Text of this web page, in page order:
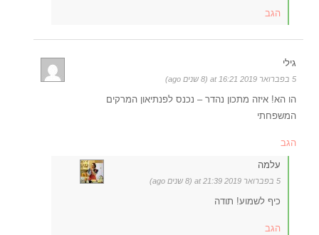
הגב
גילי
5 בפברואר 2019 at 16:21 (8 שנים ago)
הו הא! איזה מתכון נהדר – נכנס לפנתיאון המרקים
המשפחתי
הגב
עלמה
5 בפברואר 2019 at 21:39 (8 שנים ago)
כיף לשמוע! תודה
הגב